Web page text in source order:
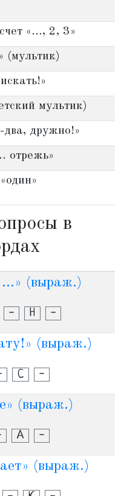
«..., 2, 3»
(мультик)
мультик)
два, дружно!»
отрежь»
в
...» (выраж.)
- Н -
(выраж.)
С -
(выраж.)
А -
(выраж.)